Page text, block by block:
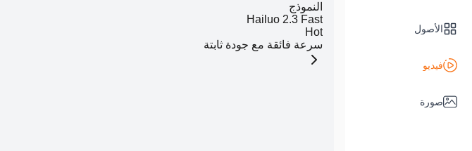
الأصول
فيديو
صورة
النموذج
Hailuo 2.3 Fast
Hot
سرعة فائقة مع جودة ثابتة